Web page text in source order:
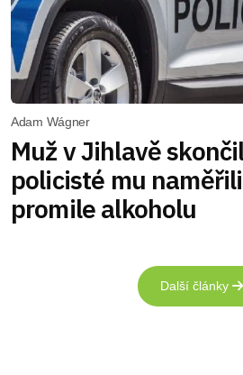
Adam Wágner
Muž v Jihlavě
policisté mu
promile alkoholu
Další články